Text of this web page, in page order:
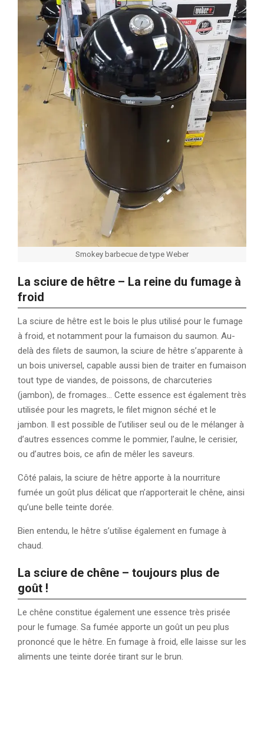
Smokey barbecue de type Weber
La sciure de hêtre – La reine du fumage à
froid
La sciure de hêtre est le bois le plus utilisé pour le fumage
à froid, et notamment pour la fumaison du saumon. Au-
delà des filets de saumon, la sciure de hêtre s’apparente à
un bois universel, capable aussi bien de traiter en fumaison
tout type de viandes, de poissons, de charcuteries
(jambon), de fromages… Cette essence est également très
utilisée pour les magrets, le filet mignon séché et le
jambon. Il est possible de l’utiliser seul ou de le mélanger à
d’autres essences comme le pommier, l’aulne, le cerisier,
ou d’autres bois, ce afin de mêler les saveurs.
Côté palais, la sciure de hêtre apporte à la nourriture
fumée un goût plus délicat que n’apporterait le chêne, ainsi
qu’une belle teinte dorée.
Bien entendu, le hêtre s’utilise également en fumage à
chaud.
La sciure de chêne – toujours plus de
goût !
Le chêne constitue également une essence très prisée
pour le fumage. Sa fumée apporte un goût un peu plus
prononcé que le hêtre. En fumage à froid, elle laisse sur les
aliments une teinte dorée tirant sur le brun.